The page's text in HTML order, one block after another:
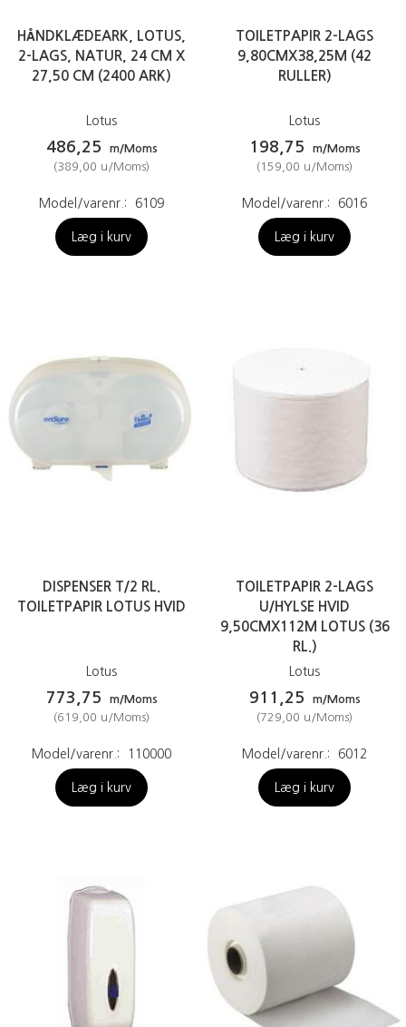
HÅNDKLÆDEARK, LOTUS,
2-LAGS, NATUR, 24 CM X
27,50 CM (2400 ARK)
Lotus
486,25
m/Moms
(389,00 u/Moms)
Model/varenr.: 6109
Læg i kurv
TOILETPAPIR 2-LAGS
9,80CMX38,25M (42
RULLER)
Lotus
198,75
m/Moms
( 159,00 u/Moms)
Model/varenr.: 6016
Læg i kurv
DISPENSER T/2 RL.
TOILETPAPIR LOTUS HVID
Lotus
773,75
m/Moms
(619,00 u/Moms)
Model/varenr.: 110000
Læg i kurv
TOILETPAPIR 2-LAGS
U/HYLSE HVID
9,50CMX112M LOTUS (36
RL.)
Lotus
911,25
m/Moms
(729,00 u/Moms)
Model/varenr.: 6012
Læg i kurv